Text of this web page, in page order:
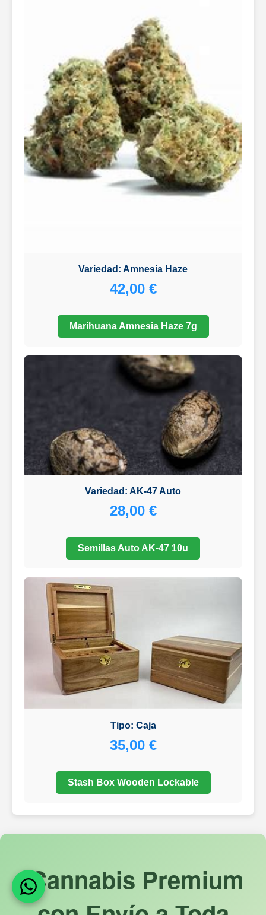
Variedad: Amnesia Haze
42,00 €
Marihuana Amnesia Haze 7g
Variedad: AK-47 Auto
28,00 €
Semillas Auto AK-47 10u
Tipo: Caja
35,00 €
Stash Box Wooden Lockable
¡Cannabis Premium